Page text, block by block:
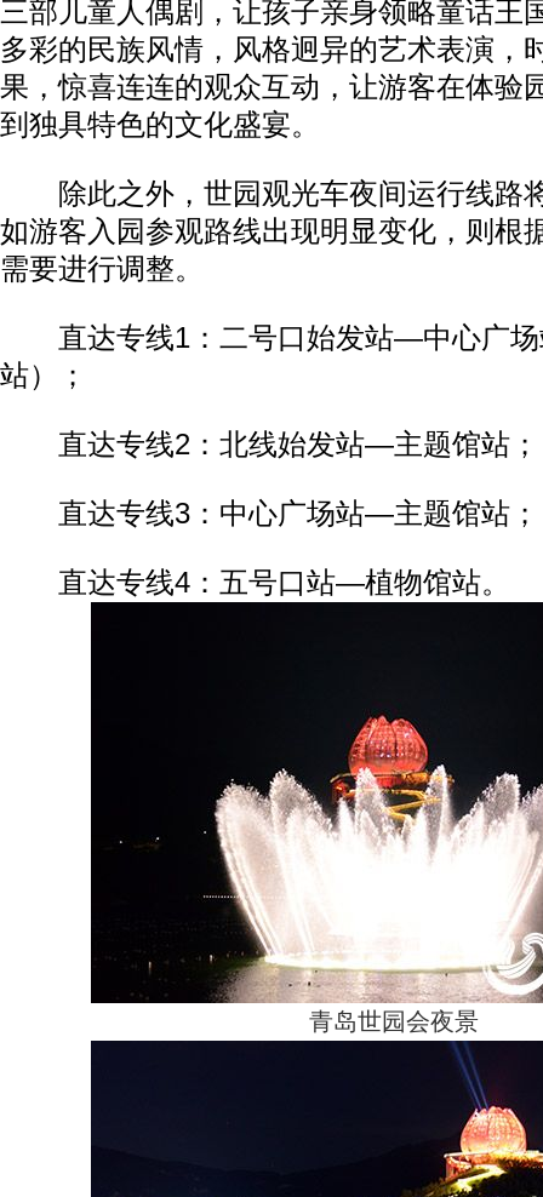
三部儿童人偶剧，让孩子亲身领略童话王
多彩的民族风情，风格迥异的艺术表演，
果，惊喜连连的观众互动，让游客在体验
到独具特色的文化盛宴。
除此之外，世园观光车夜间运行线路
如游客入园参观路线出现明显变化，则根
需要进行调整。
直达专线1：二号口始发站—中心广场
站）；
直达专线2：北线始发站—主题馆站；
直达专线3：中心广场站—主题馆站；
直达专线4：五号口站—植物馆站。
青岛世园会夜景